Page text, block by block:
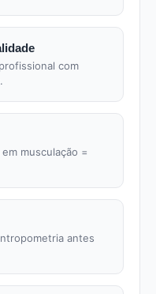
com
musculação =
antes